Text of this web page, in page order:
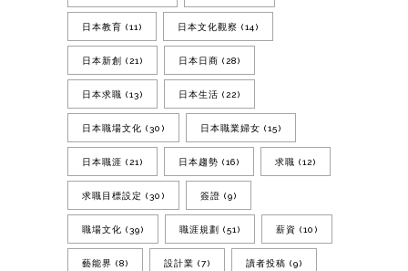
日本教育 (11) 日本文化觀察 (14)
日本新創 (21) 日本日商 (28)
日本求職 (13) 日本生活 (22)
日本職場文化 (30) 日本職業婦女 (15)
日本職涯 (21) 日本趨勢 (16) 求職 (12)
求職目標設定 (30) 簽證 (9)
職場文化 (39) 職涯規劃 (51) 薪資 (10)
藝能界 (8) 設計業 (7) 讀者投稿 (9)